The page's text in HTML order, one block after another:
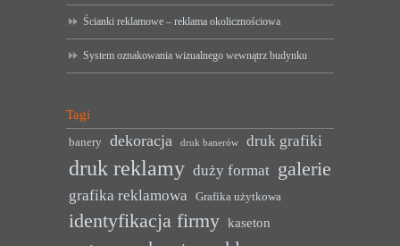
Ścianki reklamowe – reklama okolicznościowa
System oznakowania wizualnego wewnątrz budynku
Tagi
banery dekoracja druk banerów druk grafiki
druk reklamy duży format galerie
grafika reklamowa Grafika użytkowa
identyfikacja firmy kaseton